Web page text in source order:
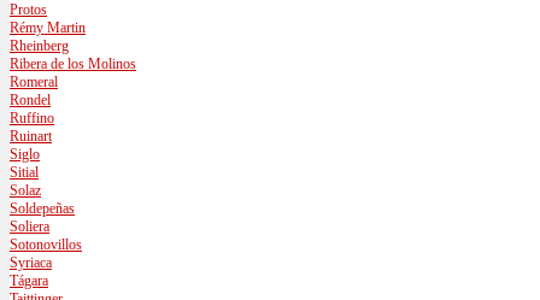
Protos
Rémy Martin
Rheinberg
Ribera de los Molinos
Romeral
Rondel
Ruffino
Ruinart
Siglo
Sitial
Solaz
Soldepeñas
Soliera
Sotonovillos
Syriaca
Tágara